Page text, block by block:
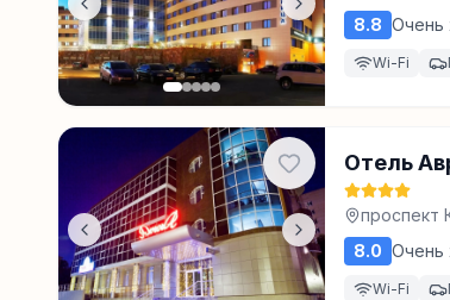
8.8 Очень
Wi-Fi
Отель
проспект
8.0 Очень
Wi-Fi